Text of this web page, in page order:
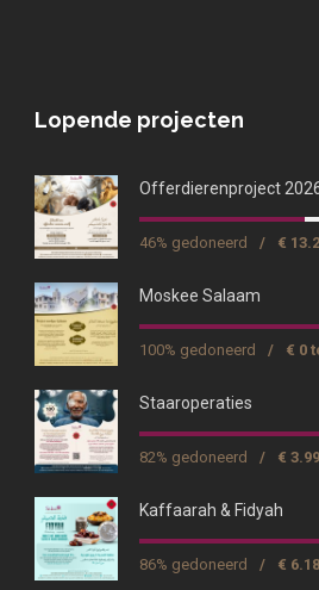
Lopende projecten
Offerdierenproject
46% gedoneerd / €
Moskee Salaam
100% gedoneerd / € 0
Staaroperaties
82% gedoneerd / €
Kaffaarah & Fidyah
86% gedoneerd / €